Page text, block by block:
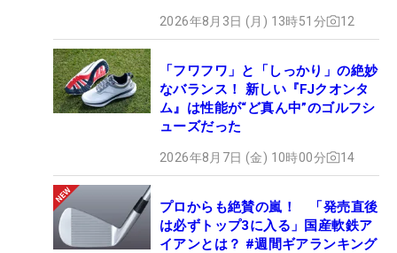
2026年8月3日 (月) 13時51分 12
「フワフワ」と「しっかり」の絶妙
なバランス！ 新しい『FJクオンタ
ム』は性能が“ど真ん中”のゴルフシ
ューズだった
2026年8月7日 (金) 10時00分 14
プロからも絶賛の嵐！ 「発売直後
は必ずトップ3に入る」国産軟鉄ア
イアンとは？ #週間ギアランキング